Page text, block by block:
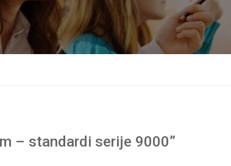
– standardi serije 9000”